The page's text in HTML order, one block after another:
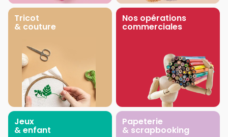
Tricot
& couture
Nos opérations
commerciales
Jeux
& enfant
Papeterie
& scrapbooking